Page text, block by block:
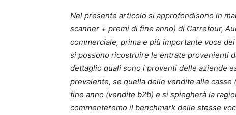
Nel presente articolo si approfondisono in
scanner + premi di fine anno) di Carrefour,
commerciale, prima e più importante voce
si possono ricostruire le entrate provenienti
dettaglio quali sono i proventi delle aziende
prevalente, se quella delle vendite alle
fine anno (vendite b2b) e si spiegherà la
commenteremo il benchmark delle stesse